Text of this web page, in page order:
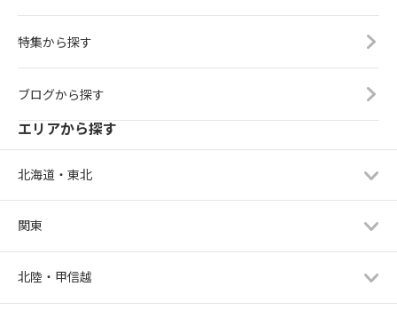
特集から探す
ブログから探す
エリアから探す
北海道・東北
関東
北陸・甲信越